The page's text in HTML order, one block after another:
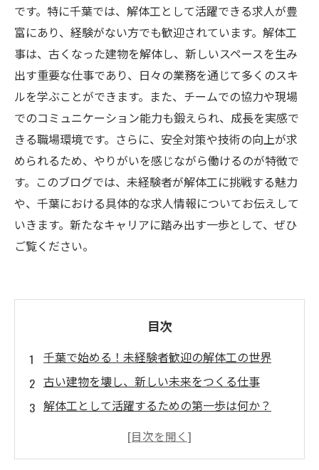
です。特に千葉では、解体工として活躍できる求人が豊
富にあり、経験がない方でも歓迎されています。解体工
事は、古くなった建物を解体し、新しいスペースを生み
出す重要な仕事であり、日々の業務を通じて多くのスキ
ルを学ぶことができます。また、チームでの協力や現場
でのコミュニケーション能力も鍛えられ、成長を実感で
きる職場環境です。さらに、安全対策や技術の向上が求
められるため、やりがいを感じながら働けるのが特徴で
す。このブログでは、未経験者が解体工に挑戦する魅力
や、千葉における具体的な求人情報についてお伝えして
いきます。新たなキャリアに踏み出す一歩として、ぜひ
ご覧ください。
目次
千葉で始める！未経験者歓迎の解体工の世界
古い建物を壊し、新しい未来をつくる仕事
解体工として活躍するための第一歩は何か？
チームワークとコミュニケーションが育まれる